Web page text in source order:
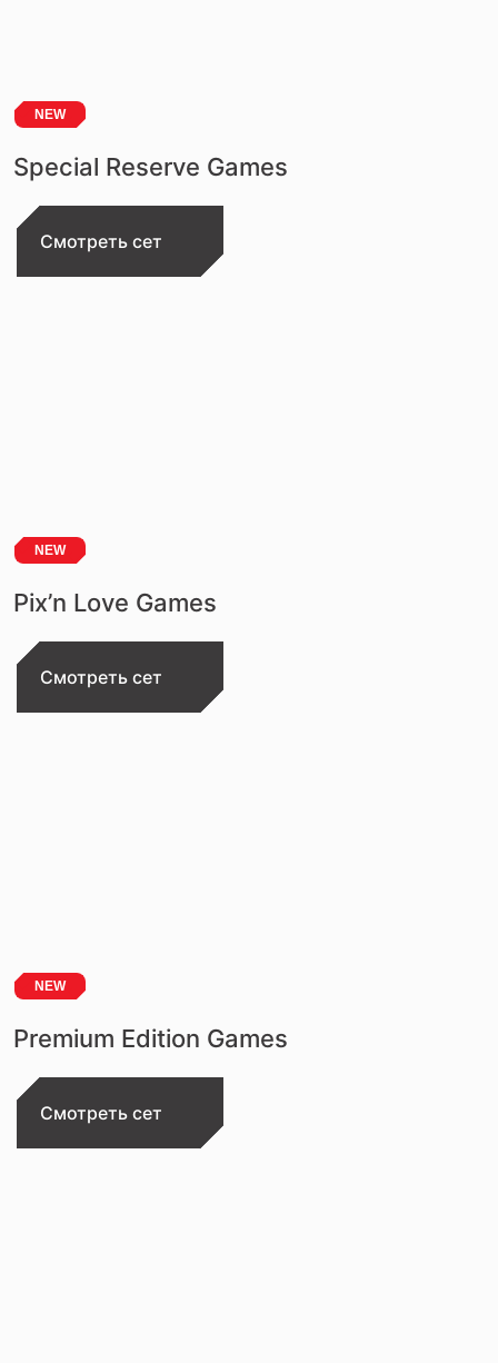
NEW
Special Reserve Games
Смотреть сет
NEW
Pix’n Love Games
Смотреть сет
NEW
Premium Edition Games
Смотреть сет